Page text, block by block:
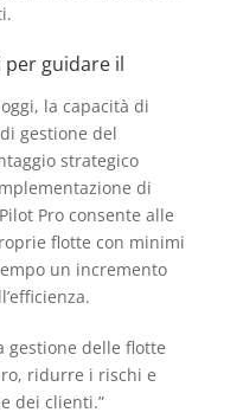
per guidare il
la capacità di
gestione del
strategico
di
Pro consente alle
flotte con minimi
un incremento
gestione delle flotte
ridurre i rischi e
dei clienti.”